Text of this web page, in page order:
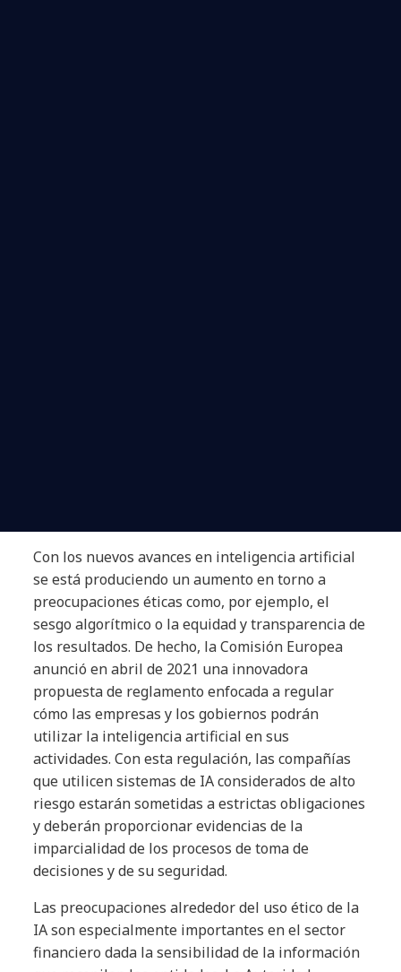
Con los nuevos avances en inteligencia artificial
se está produciendo un aumento en torno a
preocupaciones éticas como, por ejemplo, el
sesgo algorítmico o la equidad y transparencia de
los resultados. De hecho, la Comisión Europea
anunció en abril de 2021 una innovadora
propuesta de reglamento enfocada a regular
cómo las empresas y los gobiernos podrán
utilizar la inteligencia artificial en sus
actividades. Con esta regulación, las compañías
que utilicen sistemas de IA considerados de alto
riesgo estarán sometidas a estrictas obligaciones
y deberán proporcionar evidencias de la
imparcialidad de los procesos de toma de
decisiones y de su seguridad.
Las preocupaciones alrededor del uso ético de la
IA son especialmente importantes en el sector
financiero dada la sensibilidad de la información